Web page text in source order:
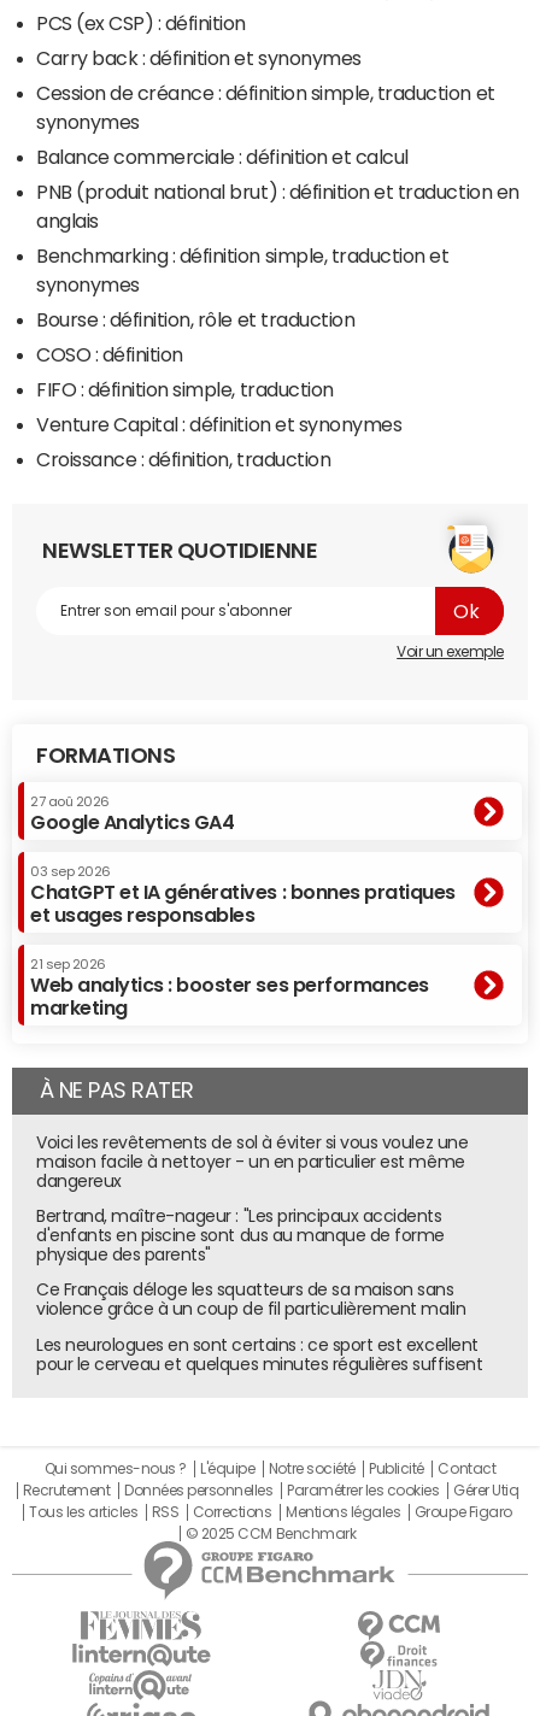
PCS (ex CSP) : définition
Carry back : définition et synonymes
Cession de créance : définition simple, traduction et
synonymes
Balance commerciale : définition et calcul
PNB (produit national brut) : définition et traduction en
anglais
Benchmarking : définition simple, traduction et
synonymes
Bourse : définition, rôle et traduction
COSO : définition
FIFO : définition simple, traduction
Venture Capital : définition et synonymes
Croissance : définition, traduction
NEWSLETTER QUOTIDIENNE
Voir un exemple
FORMATIONS
27 aoû 2026
Google Analytics GA4
03 sep 2026
ChatGPT et IA génératives : bonnes pratiques
et usages responsables
21 sep 2026
Web analytics : booster ses performances
marketing
À NE PAS RATER
Voici les revêtements de sol à éviter si vous voulez une
maison facile à nettoyer - un en particulier est même
dangereux
Bertrand, maître-nageur : "Les principaux accidents
d'enfants en piscine sont dus au manque de forme
physique des parents"
Ce Français déloge les squatteurs de sa maison sans
violence grâce à un coup de fil particulièrement malin
Les neurologues en sont certains : ce sport est excellent
pour le cerveau et quelques minutes régulières suffisent
Qui sommes-nous ? L'équipe Notre société Publicité
Contact
Recrutement
Données personnelles Paramétrer les cookies
Gérer Utiq
Tous les articles
RSS Corrections Mentions légales
Groupe Figaro
© 2025 CCM Benchmark